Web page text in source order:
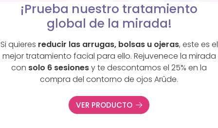
¡Prueba nuestro tratamiento
global de la mirada!
Si quieres reducir las arrugas, bolsas u ojeras, este es el
mejor tratamiento facial para ello. Rejuvenece la mirada
con solo 6 sesionesy te descontamos el 25% en la
compra del contorno de ojos Arûde.
VER PRODUCTO